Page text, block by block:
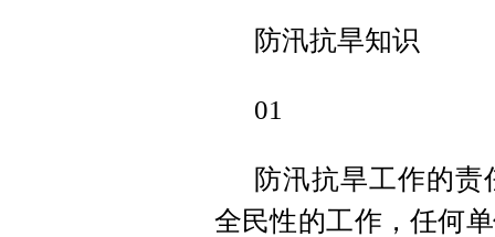
防汛抗旱知识
01
防汛抗旱工作的
全民性的工作，任何